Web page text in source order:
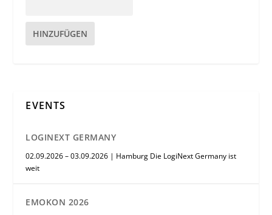
HINZUFÜGEN
EVENTS
LOGINEXT GERMANY
02.09.2026 – 03.09.2026 | Hamburg Die LogiNext Germany ist
weit
EMOKON 2026